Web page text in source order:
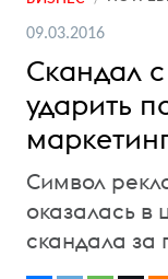
09.03.2016
Скандал
ударить
Символ
оказалась в
скандала за